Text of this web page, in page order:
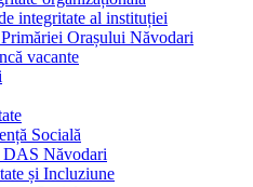
integritate al instituției
Orașului Năvodari
vacante
Socială
DAS Năvodari
și Incluziune